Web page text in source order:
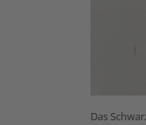
Das